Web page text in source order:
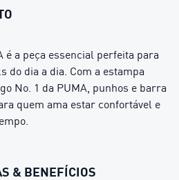
é a peça essencial perfeita para
do dia a dia. Com a estampa
No. 1 da PUMA, punhos e barra
quem ama estar confortável e
& BENEFÍCIOS